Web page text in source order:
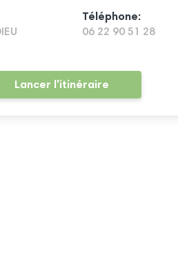
Téléphone:
06 22 90 51 28
Lancer l'itinéraire